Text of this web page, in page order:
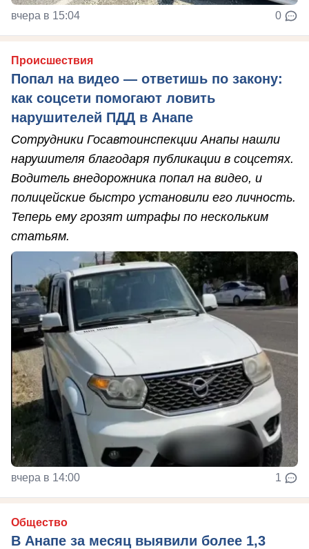
вчера в 15:04 0
Происшествия
Попал на видео — ответишь по закону:
как соцсети помогают ловить
нарушителей ПДД в Анапе
Сотрудники Госавтоинспекции Анапы нашли
нарушителя благодаря публикации в соцсетях.
Водитель внедорожника попал на видео, и
полицейские быстро установили его личность.
Теперь ему грозят штрафы по нескольким
статьям.
вчера в 14:00 1
Общество
В Анапе за месяц выявили более 1,3